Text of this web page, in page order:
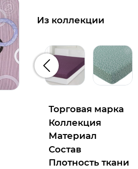
Из коллекции
Предыдущий
Торговая марка
Коллекция
Материал
Состав
Плотность ткани